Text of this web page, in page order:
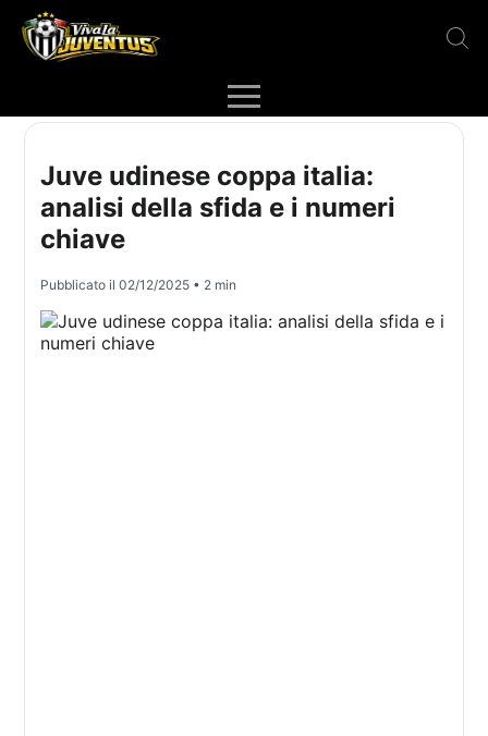
Juve udinese coppa italia:
analisi della sfida e i numeri
chiave
Pubblicato il02/12/2025 • 2 min